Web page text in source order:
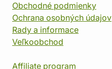
Obchodné podmienky
Ochrana osobných údajov
Rady a informace
Veľkoobchod
Affiliate program